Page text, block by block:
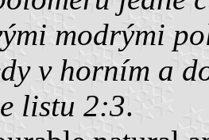
modrými
v horním a
listu 2:3.